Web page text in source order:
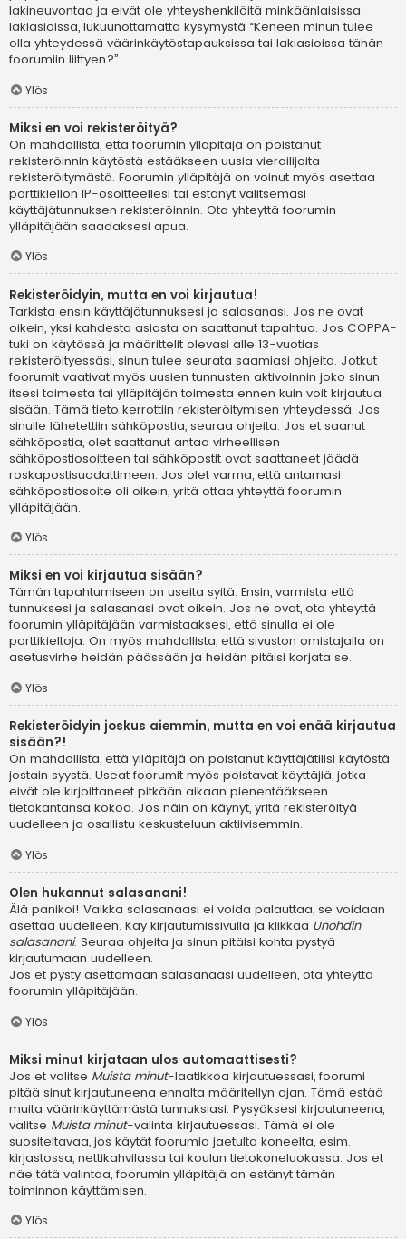
lakineuvontaa ja eivät ole yhteyshenkilöitä minkäänlaisissa
lakiasioissa, lukuunottamatta kysymystä “Keneen minun tulee
olla yhteydessä väärinkäytöstapauksissa tai lakiasioissa tähän
foorumiin liittyen?”.
Ylös
Miksi en voi rekisteröityä?
On mahdollista, että foorumin ylläpitäjä on poistanut
rekisteröinnin käytöstä estääkseen uusia vierailijoita
rekisteröitymästä. Foorumin ylläpitäjä on voinut myös asettaa
porttikiellon IP-osoitteellesi tai estänyt valitsemasi
käyttäjätunnuksen rekisteröinnin. Ota yhteyttä foorumin
ylläpitäjään saadaksesi apua.
Ylös
Rekisteröidyin, mutta en voi kirjautua!
Tarkista ensin käyttäjätunnuksesi ja salasanasi. Jos ne ovat
oikein, yksi kahdesta asiasta on saattanut tapahtua. Jos COPPA-
tuki on käytössä ja määrittelit olevasi alle 13-vuotias
rekisteröityessäsi, sinun tulee seurata saamiasi ohjeita. Jotkut
foorumit vaativat myös uusien tunnusten aktivoinnin joko sinun
itsesi toimesta tai ylläpitäjän toimesta ennen kuin voit kirjautua
sisään. Tämä tieto kerrottiin rekisteröitymisen yhteydessä. Jos
sinulle lähetettiin sähköpostia, seuraa ohjeita. Jos et saanut
sähköpostia, olet saattanut antaa virheellisen
sähköpostiosoitteen tai sähköpostit ovat saattaneet jäädä
roskapostisuodattimeen. Jos olet varma, että antamasi
sähköpostiosoite oli oikein, yritä ottaa yhteyttä foorumin
ylläpitäjään.
Ylös
Miksi en voi kirjautua sisään?
Tämän tapahtumiseen on useita syitä. Ensin, varmista että
tunnuksesi ja salasanasi ovat oikein. Jos ne ovat, ota yhteyttä
foorumin ylläpitäjään varmistaaksesi, että sinulla ei ole
porttikieltoja. On myös mahdollista, että sivuston omistajalla on
asetusvirhe heidän päässään ja heidän pitäisi korjata se.
Ylös
Rekisteröidyin joskus aiemmin, mutta en voi enää kirjautua
sisään?!
On mahdollista, että ylläpitäjä on poistanut käyttäjätilisi käytöstä
jostain syystä. Useat foorumit myös poistavat käyttäjiä, jotka
eivät ole kirjoittaneet pitkään aikaan pienentääkseen
tietokantansa kokoa. Jos näin on käynyt, yritä rekisteröityä
uudelleen ja osallistu keskusteluun aktiivisemmin.
Ylös
Olen hukannut salasanani!
Älä panikoi! Vaikka salasanaasi ei voida palauttaa, se voidaan
asettaa uudelleen. Käy kirjautumissivulla ja klikkaa Unohdin
salasanani. Seuraa ohjeita ja sinun pitäisi kohta pystyä
kirjautumaan uudelleen.
Jos et pysty asettamaan salasanaasi uudelleen, ota yhteyttä
foorumin ylläpitäjään.
Ylös
Miksi minut kirjataan ulos automaattisesti?
Jos et valitse Muista minut-laatikkoa kirjautuessasi, foorumi
pitää sinut kirjautuneena ennalta määritellyn ajan. Tämä estää
muita väärinkäyttämästä tunnuksiasi. Pysyäksesi kirjautuneena,
valitse Muista minut-valinta kirjautuessasi. Tämä ei ole
suositeltavaa, jos käytät foorumia jaetulta koneelta, esim.
kirjastossa, nettikahvilassa tai koulun tietokoneluokassa. Jos et
näe tätä valintaa, foorumin ylläpitäjä on estänyt tämän
toiminnon käyttämisen.
Ylös